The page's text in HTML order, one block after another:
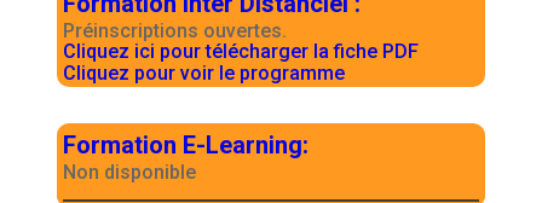
Préinscriptions ouvertes.
Cliquez ici pour télécharger la fiche PDF
Cliquez pour voir le programme
Formation E-Learning:
Non disponible